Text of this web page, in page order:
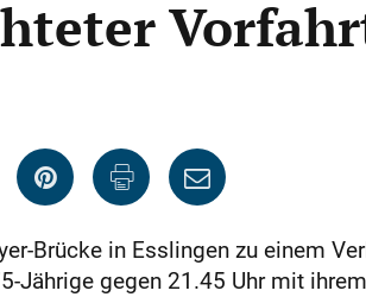
Brücke in Esslingen zu einem
Jährige gegen 21.45 Uhr mit